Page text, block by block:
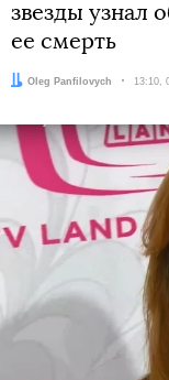
звезды узнал
ее смерть
Автор:
Oleg Panfilovych Дата:
13:10,